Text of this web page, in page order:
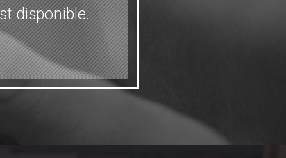
disponible.